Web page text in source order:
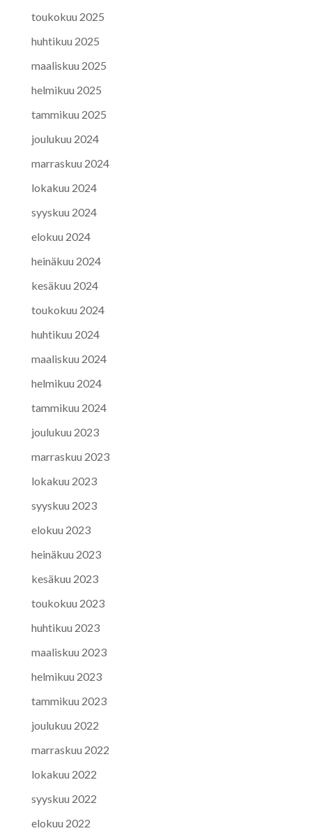
toukokuu 2025
huhtikuu 2025
maaliskuu 2025
helmikuu 2025
tammikuu 2025
joulukuu 2024
marraskuu 2024
lokakuu 2024
syyskuu 2024
elokuu 2024
heinäkuu 2024
kesäkuu 2024
toukokuu 2024
huhtikuu 2024
maaliskuu 2024
helmikuu 2024
tammikuu 2024
joulukuu 2023
marraskuu 2023
lokakuu 2023
syyskuu 2023
elokuu 2023
heinäkuu 2023
kesäkuu 2023
toukokuu 2023
huhtikuu 2023
maaliskuu 2023
helmikuu 2023
tammikuu 2023
joulukuu 2022
marraskuu 2022
lokakuu 2022
syyskuu 2022
elokuu 2022